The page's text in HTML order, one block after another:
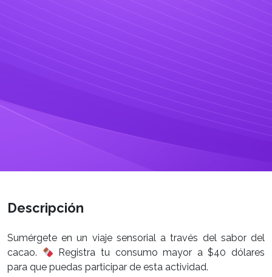
Descripción
Sumérgete en un viaje sensorial a través del sabor del
cacao.
Registra tu consumo mayor a $40 dólares
para que puedas participar de esta actividad.